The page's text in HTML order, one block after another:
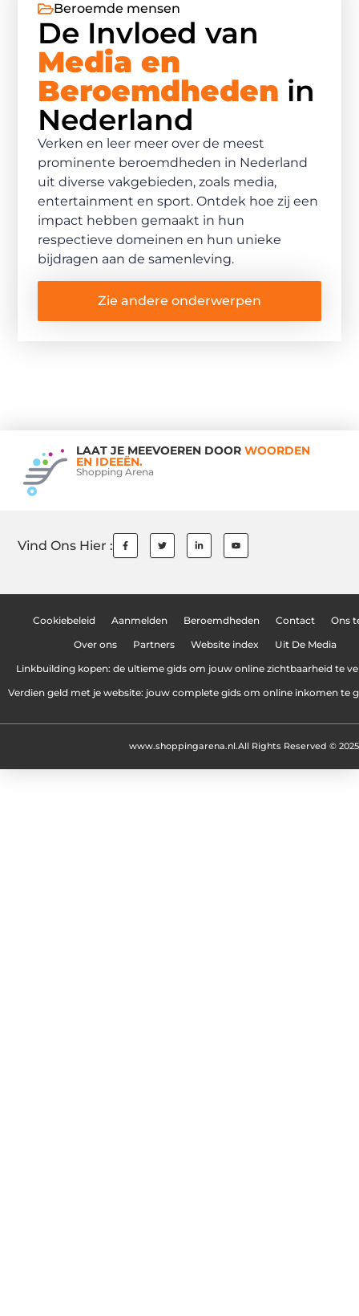
Beroemde mensen
De Invloed van
Media en
Beroemdheden in
Nederland
Verken en leer meer over de meest
prominente beroemdheden in Nederland
uit diverse vakgebieden, zoals media,
entertainment en sport. Ontdek hoe zij een
impact hebben gemaakt in hun
respectieve domeinen en hun unieke
bijdragen aan de samenleving.
Zie andere onderwerpen
LAAT JE MEEVOEREN DOOR WOORDEN
EN IDEEËN.
Shopping Arena
Vind Ons Hier :
Cookiebeleid Aanmelden Beroemdheden Contact Ons
Over ons Partners Website index Uit De Media
Linkbuilding kopen: de ultieme gids om jouw online zichtbaarheid te
Verdien geld met je website: jouw complete gids om online inkomen te
All Rights Reserved © 2025
www.shoppingarena.nl.